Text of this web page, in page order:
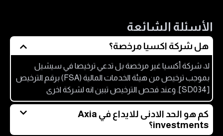
الأسئلة الشائعة
هل شركة اكسيا مرخصة؟
لا، شركة أكسيا غير مرخصة بل تدعي ترخيصا في سيشيل
بموجب ترخيص من هيئة الخدمات المالية (FSA) برقم الترخيص
[SD034]. وعند فحص الترخيص تبين انه لشركة اخرى
كم هو الحد الادنى للايداع في Axia
investments؟